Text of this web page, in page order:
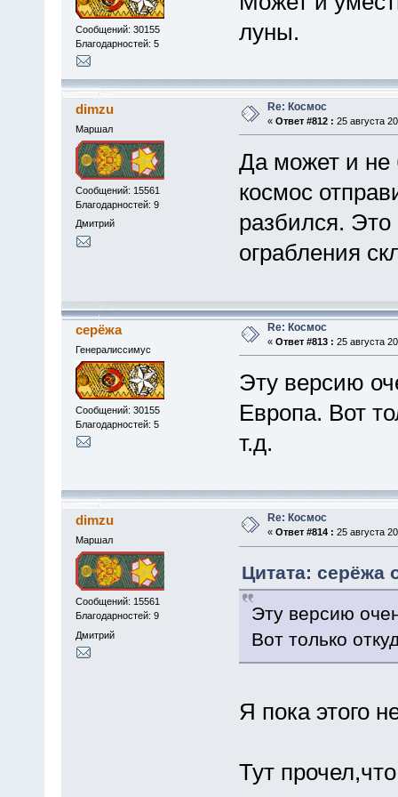
Сообщений: 30155
Благодарностей: 5
луны.
dimzu
Маршал
Сообщений: 15561
Благодарностей: 9
Дмитрий
Re: Космос
« Ответ #812 : 25 августа
Да может и не
космос
разбился. Это
ограбления
серёжа
Генералиссимус
Сообщений: 30155
Благодарностей: 5
Re: Космос
« Ответ #813 : 25 августа
Эту версию
Европа. Вот
т.д.
dimzu
Маршал
Сообщений: 15561
Благодарностей: 9
Дмитрий
Re: Космос
« Ответ #814 : 25 августа
Цитата: серёжа
Эту версию
Вот только
Я пока этого
Тут